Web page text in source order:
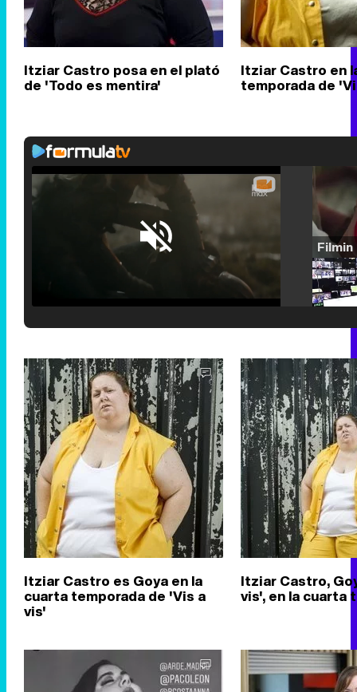
Itziar Castro posa en el plató
de 'Todo es mentira'
Itziar Castro en
temporada de
Itziar Castro es Goya en la
cuarta temporada de 'Vis a
vis'
Itziar Castro,
vis', en la cuarta